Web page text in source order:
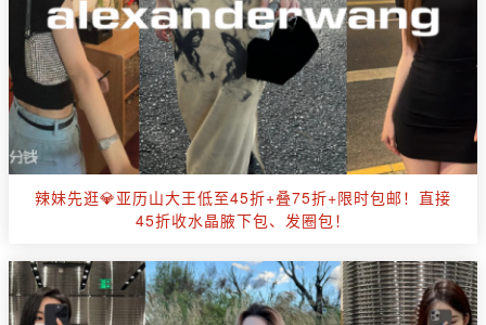
辣妹先逛💎亚历山大王低至45折+叠75折+限时包邮！直接
45折收水晶腋下包、发圈包！